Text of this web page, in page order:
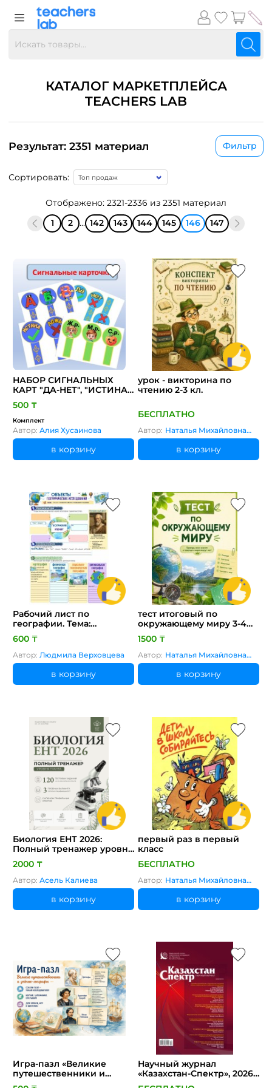
КАТАЛОГ МАРКЕТПЛЕЙСА
TEACHERS LAB
Результат: 2351 материал Фильтр
Сортировать:
Отображено: 2321-2336 из 2351 материал
1
2 ... 142 143 144 145 146 147
НАБОР СИГНАЛЬНЫХ
КАРТ "ДА-НЕТ", "ИСТИНА-
ЛОЖЬ", "А-Б-В", "Ж.Р.-М.Р.-
С.Р."
500 ₸
Комплект
Автор: Алия Хусаинова
в корзину
урок - викторина по
чтению 2-3 кл.
БЕСПЛАТНО
Автор: Наталья Михайловна
Соколова
в корзину
Рабочий лист по
географии. Тема:
"Объекты
географических
исследований" (7 класс,
урок 1)
600 ₸
Автор: Людмила Верховцева
в корзину
тест итоговый по
окружающему миру 3-4
класс
1500 ₸
Автор: Наталья Михайловна
Соколова
в корзину
Биология ЕНТ 2026:
Полный тренажер уровня
гранта 120 тестовых
заданий (3 пробных
варианта)
2000 ₸
Автор: Асель Калиева
в корзину
первый раз в первый
класс
БЕСПЛАТНО
Автор: Наталья Михайловна
Соколова
в корзину
Игра-пазл «Великие
путешественники и
учёные-географы»
Научный журнал
«Казахстан-Спектр», 2026,
№1: политика, общество,